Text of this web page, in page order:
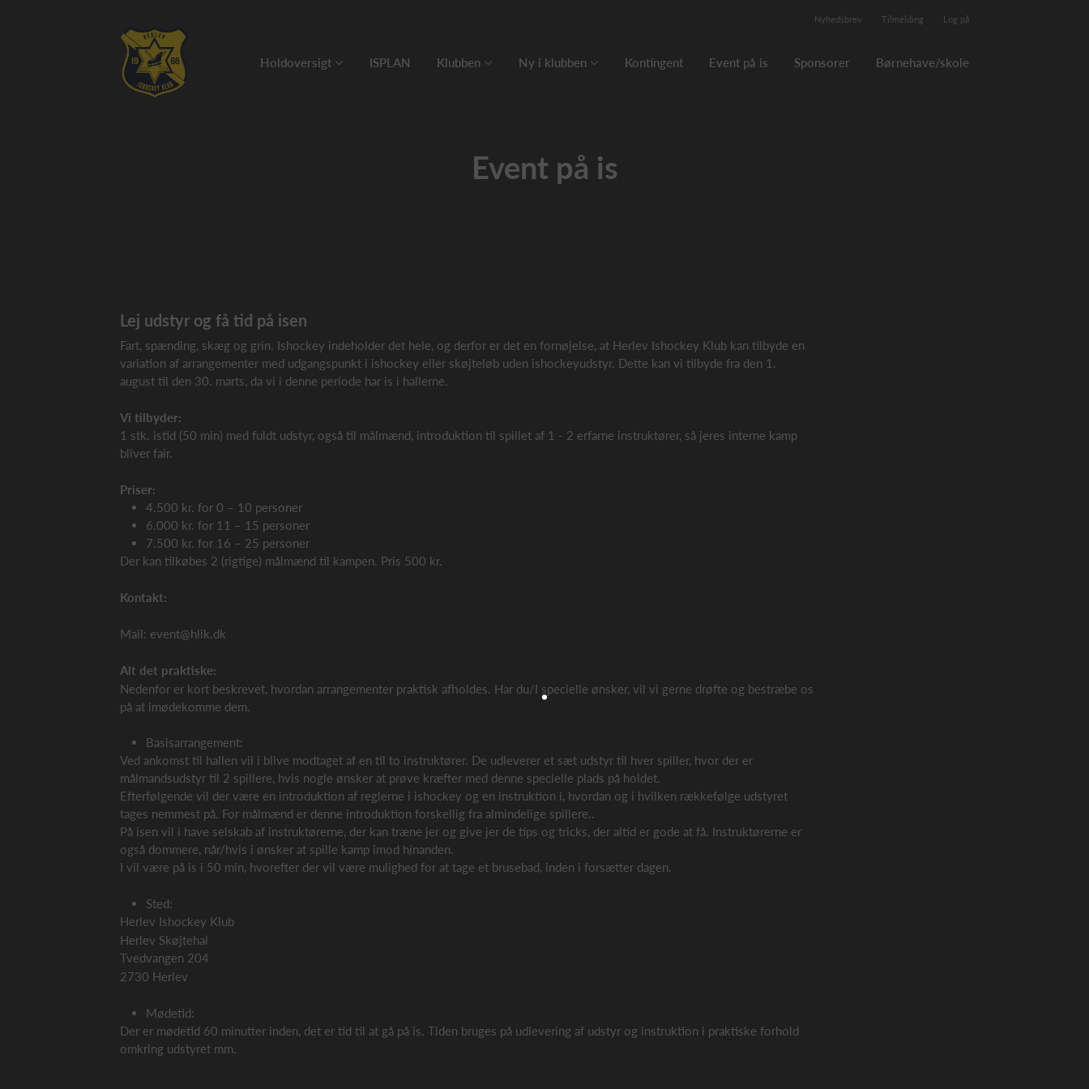
Nyhedsbrev Tilmelding Log på
Holdoversigt ISPLAN Klubben Ny i klubben Kontingent Event på is Sponsorer Børnehave/skole
Event på is
Lej udstyr og få tid på isen
Fart, spænding, skæg og grin. Ishockey indeholder det hele, og derfor er det en fornøjelse, at Herlev Ishockey Klub kan tilbyde en
variation af arrangementer med udgangspunkt i ishockey eller skøjteløb uden ishockeyudstyr. Dette kan vi tilbyde fra den 1.
august til den 30. marts, da vi i denne periode har is i hallerne.
Vi tilbyder:
1 stk. istid (50 min) med fuldt udstyr, også til målmænd, introduktion til spillet af 1 - 2 erfarne instruktører, så jeres interne kamp
bliver fair.
Priser:
4.500 kr. for 0 – 10 personer
6.000 kr. for 11 – 15 personer
7.500 kr. for 16 – 25 personer
Der kan tilkøbes 2 (rigtige) målmænd til kampen. Pris 500 kr.
Kontakt:
Mail: event@hlik.dk
Alt det praktiske:
Nedenfor er kort beskrevet, hvordan arrangementer praktisk afholdes. Har du/I specielle ønsker, vil vi gerne drøfte og bestræbe os
på at imødekomme dem.
Basisarrangement:
Ved ankomst til hallen vil i blive modtaget af en til to instruktører. De udleverer et sæt udstyr til hver spiller, hvor der er
målmandsudstyr til 2 spillere, hvis nogle ønsker at prøve kræfter med denne specielle plads på holdet.
Efterfølgende vil der være en introduktion af reglerne i ishockey og en instruktion i, hvordan og i hvilken rækkefølge udstyret
tages nemmest på. For målmænd er denne introduktion forskellig fra almindelige spillere..
På isen vil i have selskab af instruktørerne, der kan træne jer og give jer de tips og tricks, der altid er gode at få. Instruktørerne er
også dommere, når/hvis i ønsker at spille kamp imod hinanden.
I vil være på is i 50 min, hvorefter der vil være mulighed for at tage et brusebad, inden i forsætter dagen.
Sted:
Herlev Ishockey Klub
Herlev Skøjtehal
Tvedvangen 204
2730 Herlev
Mødetid:
Der er mødetid 60 minutter inden, det er tid til at gå på is. Tiden bruges på udlevering af udstyr og instruktion i praktiske forhold
omkring udstyret mm.